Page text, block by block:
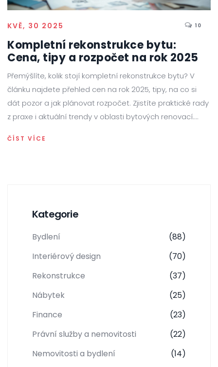
KVĚ, 30 2025 10
Kompletní rekonstrukce bytu:
Cena, tipy a rozpočet na rok 2025
Přemýšlíte, kolik stojí kompletní rekonstrukce bytu? V
článku najdete přehled cen na rok 2025, tipy, na co si
dát pozor a jak plánovat rozpočet. Zjistíte praktické rady
z praxe i aktuální trendy v oblasti bytových renovací.
materiálech, pracích i úsporách. Článek pomůže při
ČÍST VÍCE
Kategorie
Bydlení
(88)
Interiérový design
(70)
Rekonstrukce
(37)
Nábytek
(25)
Finance
(23)
Právní služby a nemovitosti
(22)
Nemovitosti a bydlení
(14)